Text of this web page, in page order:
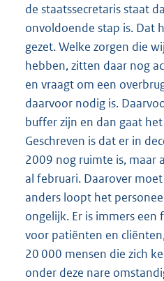
de staatssecretaris staat
onvoldoende stap is. Dat
gezet. Welke zorgen die
hebben, zitten daar nog
en vraagt om een
daarvoor nodig is.
buffer zijn en dan gaat
Geschreven is dat er in
2009 nog ruimte is, maar
al februari. Daarover
anders loopt het
ongelijk. Er is immers
voor patiënten en
20 000 mensen die zich
onder deze nare